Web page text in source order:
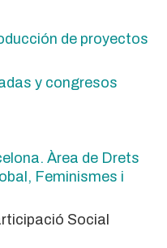
de proyectos
y congresos
Àrea de Drets
Feminismes i
Social